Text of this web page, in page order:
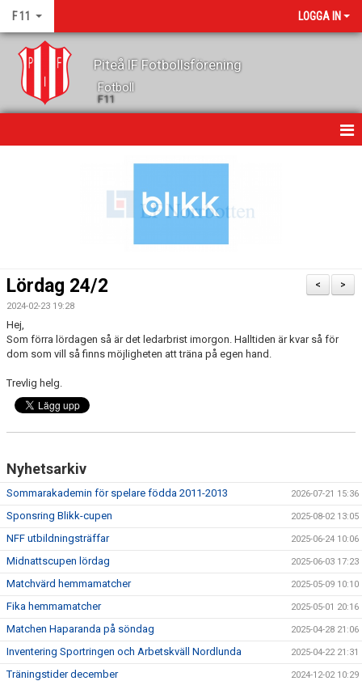
F 11 LOGGA IN
Piteå IF Fotbollsförening
Fotboll
F11
TRUPPEN
KONTAKT
BILDGALLERI
MEDLEMSKAP
>
<
Lördag 24/2
2024-02-23 19:28
Hej,
Som förra lördagen så är det ledarbrist imorgon. Halltiden är kvar så för
dom som vill så finns möjligheten att träna på egen hand.
Trevlig helg.
Nyhetsarkiv
Sommarakademin för spelare födda 2011-2013 2026-07-21 15:36
Sponsring Blikk-cupen 2025-08-02 13:05
NFF utbildningsträffar 2025-06-24 10:06
Midnattscupen lördag 2025-06-03 17:23
Matchvärd hemmamatcher 2025-05-09 10:10
Fika hemmamatcher 2025-05-01 20:16
Matchen Haparanda på söndag 2025-04-28 21:06
Inventering Sportringen och Arbetskväll Nordlunda 2025-04-22 21:31
Träningstider december 2024-12-02 10:29